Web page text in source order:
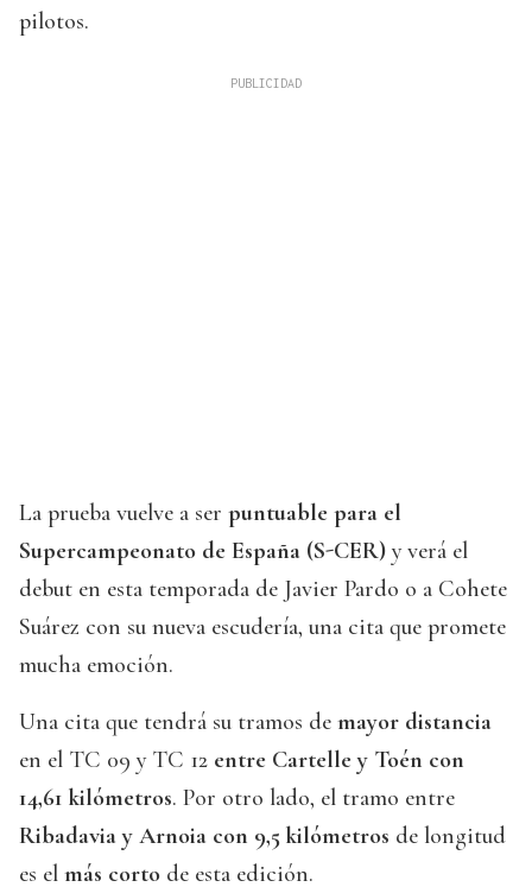
pilotos.
La prueba vuelve a ser puntuable para el
Supercampeonato de España (S-CER) y verá el
debut en esta temporada de Javier Pardo o a Cohete
Suárez con su nueva escudería, una cita que promete
mucha emoción.
Una cita que tendrá su tramos de mayor distancia
en el TC 09 y TC 12 entre Cartelle y Toén con
14,61 kilómetros. Por otro lado, el tramo entre
Ribadavia y Arnoia con 9,5 kilómetros de longitud
es el más corto de esta edición.